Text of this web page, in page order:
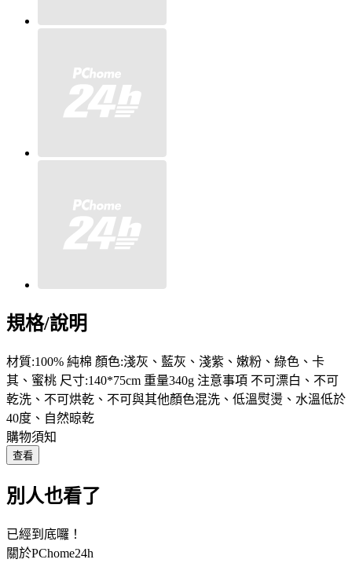
規格/說明
材質:100% 純棉 顏色:淺灰、藍灰、淺紫、嫩粉、綠色、卡
其、蜜桃 尺寸:140*75cm 重量340g 注意事項 不可漂白、不可
乾洗、不可烘乾、不可與其他顏色混洗、低溫熨燙、水溫低於
40度、自然晾乾
購物須知
查看
別人也看了
已經到底囉！
關於PChome24h